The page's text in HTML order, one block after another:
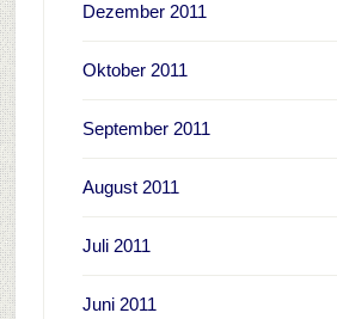
Dezember 2011
Oktober 2011
September 2011
August 2011
Juli 2011
Juni 2011